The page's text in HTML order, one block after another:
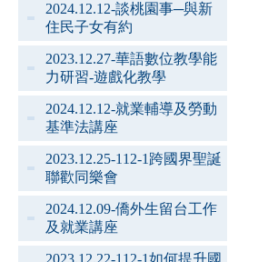
2024.12.12-談桃園事─與新
住民子女有約
2023.12.27-華語數位教學能
力研習-遊戲化教學
2024.12.12-就業輔導及勞動
基準法講座
2023.12.25-112-1跨國界聖誕
聯歡同樂會
2024.12.09-僑外生留台工作
及就業講座
2023.12.22-112-1如何提升國